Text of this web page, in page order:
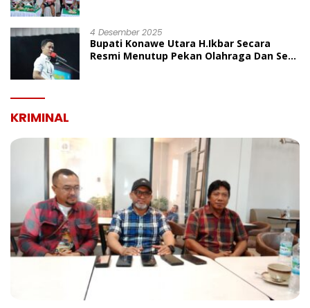
4 Desember 2025
Bupati Konawe Utara H.Ikbar Secara
Resmi Menutup Pekan Olahraga Dan Seni
KRIMINAL